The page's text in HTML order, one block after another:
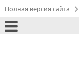
Полная версия сайта